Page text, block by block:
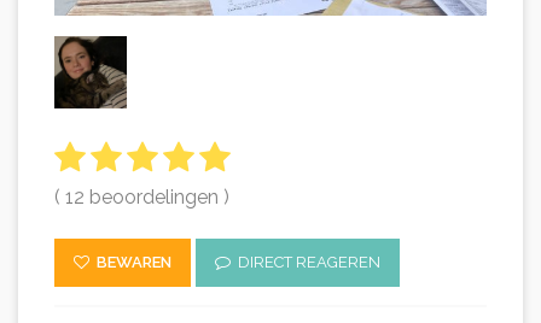
( 12 beoordelingen )
BEWAREN DIRECT REAGEREN